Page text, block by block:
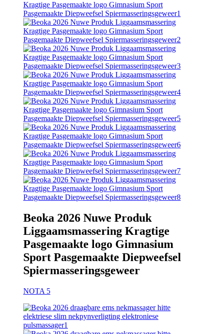
Beoka 2026 Nuwe Produk
Liggaamsmassering Kragtige
Pasgemaakte logo Gimnasium
Sport Pasgemaakte Diepweefsel
Spiermasseringsgeweer
NOTA 5